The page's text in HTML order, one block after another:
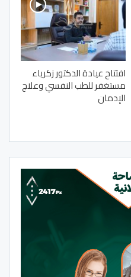
افتتاح عيادة الدكتور زكرياء
مستغفر للطب النفسي وعلاج
الإدمان